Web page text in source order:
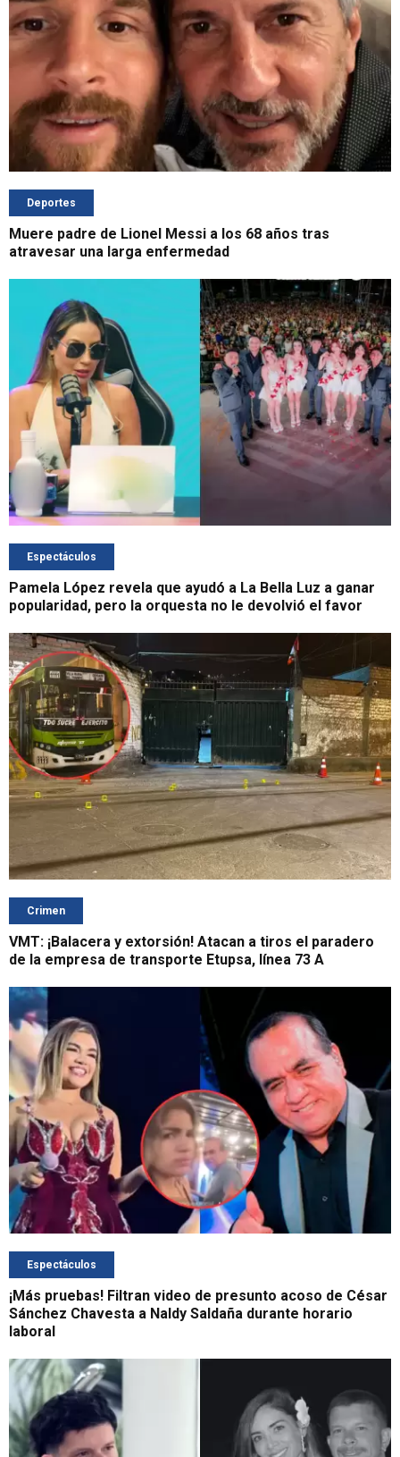
Deportes
Muere padre de Lionel Messi a los 68 años tras
atravesar una larga enfermedad
Espectáculos
Pamela López revela que ayudó a La Bella Luz a ganar
popularidad, pero la orquesta no le devolvió el favor
Crimen
VMT: ¡Balacera y extorsión! Atacan a tiros el paradero
de la empresa de transporte Etupsa, línea 73 A
Espectáculos
¡Más pruebas! Filtran video de presunto acoso de César
Sánchez Chavesta a Naldy Saldaña durante horario
laboral